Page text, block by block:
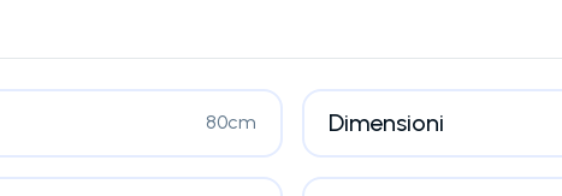
80cm Dimensioni